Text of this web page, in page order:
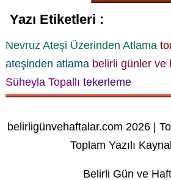
Yazı Etiketleri :
Nevruz Ateşi Üzerinden Atlama
ateşinden atlama belirli günler ve
Süheyla Topallı tekerleme
belirligünvehaftalar.com 2026 |
Toplam Yazılı
Belirli Gün ve